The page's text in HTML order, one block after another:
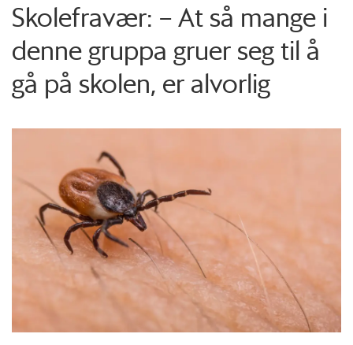
Skolefravær: – At så mange i
denne gruppa gruer seg til å
gå på skolen, er alvorlig